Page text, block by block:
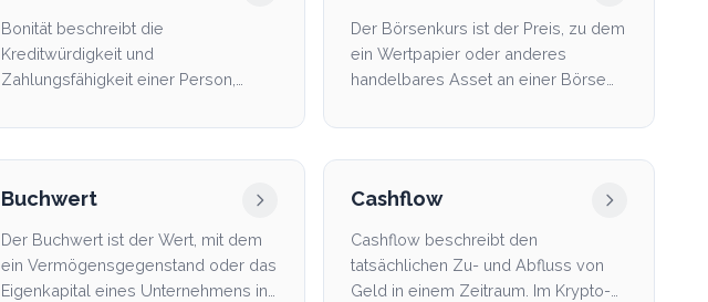
Bonität beschreibt die
Kreditwürdigkeit und
Zahlungsfähigkeit einer Person,
Staates. Für A...
Der Börsenkurs ist der Preis, zu dem
ein Wertpapier oder anderes
handelbares Asset an einer Börse
Buchwert
Der Buchwert ist der Wert, mit dem
ein Vermögensgegenstand oder das
Eigenkapital eines Unternehmens in
Cashflow
Cashflow beschreibt den
tatsächlichen Zu- und Abfluss von
Geld in einem Zeitraum. Im Krypto-